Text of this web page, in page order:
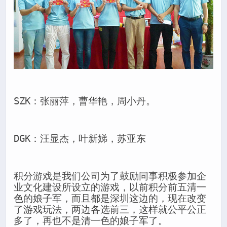
SZK：张丽萍，曹华艳，周小丹。
DGK：汪显杰，叶新娣，苏亚东
积分游戏是我们公司为了鼓励同事积极参加企
业文化建设所设立的游戏，以前积分前五清一
色的娘子军，而且都是深圳这边的，现在改变
了游戏玩法，两边各选前三，这样就公平公正
多了，再也不是清一色的娘子军了。